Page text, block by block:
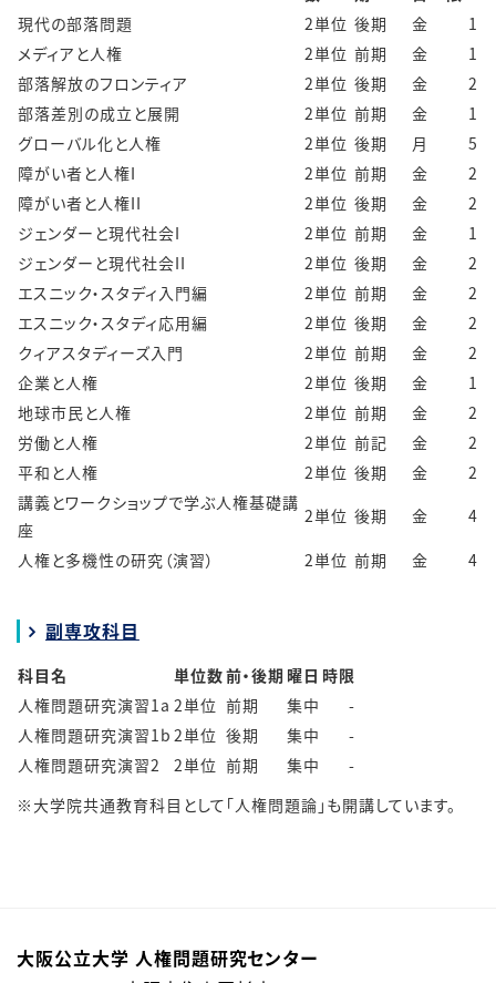
現代の部落問題
2単位 後期 金
1
メディアと人権
2単位 前期 金
1
部落解放のフロンティア
2単位 後期 金
2
部落差別の成立と展開
2単位 前期 金
1
グローバル化と人権
2単位 後期 月
5
障がい者と人権I
2単位 前期 金
2
障がい者と人権II
2単位 後期 金
2
ジェンダーと現代社会I
2単位 前期 金
1
ジェンダーと現代社会II
2単位 後期 金
2
エスニック・スタディ入門編
2単位 前期 金
2
エスニック・スタディ応用編
2単位 後期 金
2
クィアスタディーズ入門
2単位 前期 金
2
企業と人権
2単位 後期 金
1
地球市民と人権
2単位 前期 金
2
労働と人権
2単位 前記 金
2
平和と人権
2単位 後期 金
2
講義とワークショップで学ぶ人権基礎講
座
2単位 後期 金
4
人権と多機性の研究（演習）
2単位 前期 金 4
副専攻科目
科目名 単位数前・後期 曜日 時限
人権問題研究演習1a 2単位 前期 集中
-
人権問題研究演習1b 2単位 後期 集中
-
人権問題研究演習2
2単位 前期 集中
-
※大学院共通教育科目として「人権問題論」も開講しています。
大阪公立大学 人権問題研究センター